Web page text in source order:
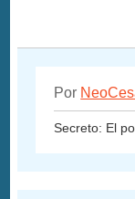
Por
Secreto: El